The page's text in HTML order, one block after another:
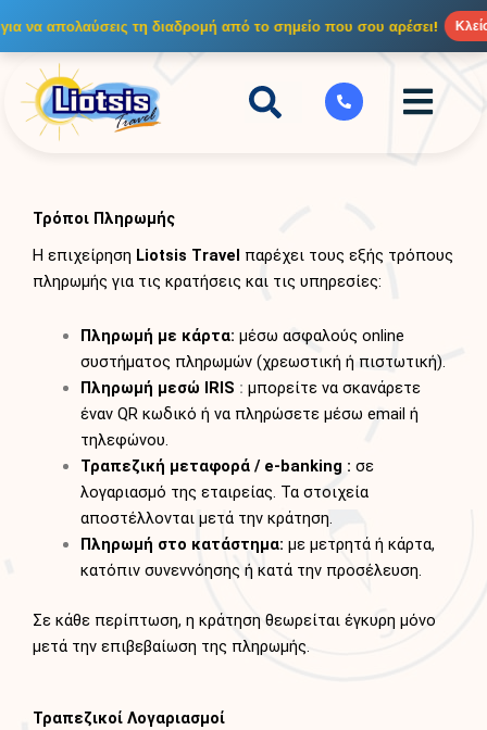
στο
περιεχόμενο
να απολαύσεις τη διαδρομή από το σημείο που σου αρέσει!
Τρόποι Πληρωμής
Η επιχείρηση Liotsis Travel παρέχει τους εξής τρόπους
πληρωμής για τις κρατήσεις και τις υπηρεσίες:
Πληρωμή με κάρτα: μέσω ασφαλούς online
συστήματος πληρωμών (χρεωστική ή πιστωτική).
Πληρωμή μεσώ IRIS : μπορείτε να σκανάρετε
έναν QR κωδικό ή να πληρώσετε μέσω email ή
τηλεφώνου.
Τραπεζική μεταφορά / e-banking : σε
λογαριασμό της εταιρείας. Τα στοιχεία
αποστέλλονται μετά την κράτηση.
Πληρωμή στο κατάστημα: με μετρητά ή κάρτα,
κατόπιν συνεννόησης ή κατά την προσέλευση.
Σε κάθε περίπτωση, η κράτηση θεωρείται έγκυρη μόνο
μετά την επιβεβαίωση της πληρωμής.
Τραπεζικοί Λογαριασμοί